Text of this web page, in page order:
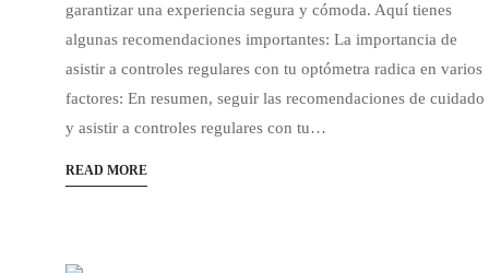
garantizar una experiencia segura y cómoda. Aquí tienes
algunas recomendaciones importantes: La importancia de
asistir a controles regulares con tu optómetra radica en varios
factores: En resumen, seguir las recomendaciones de cuidado
y asistir a controles regulares con tu…
READ MORE